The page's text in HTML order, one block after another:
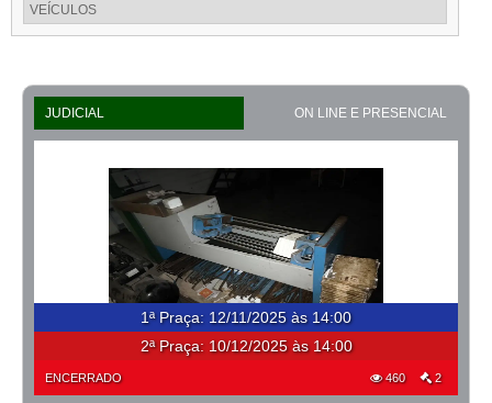
VEÍCULOS
JUDICIAL ON LINE E PRESENCIAL
1ª Praça: 12/11/2025 às 14:00
2ª Praça: 10/12/2025 às 14:00
ENCERRADO 460 2